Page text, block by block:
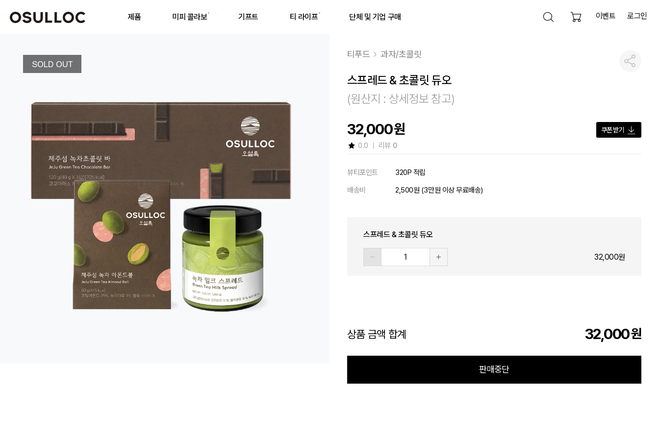
제품 미피 콜라보 기프트 티 라이프 단체 및 기업 구매 검색 열기
이벤트 로그인
인기 검색어 최근 검색어
최근 검색어가 없습니다.
SOLD OUT 공유하기
티푸드 과자/초콜릿
스프레드 & 초콜릿 듀오
(원산지 : 상세정보 참고)
32,000원 쿠폰 받기
0.0 리뷰 0
뷰티포인트
320P 적립
배송비
2,500원 (3만원 이상 무료배송)
스프레드 & 초콜릿 듀오
32,000원
상품 금액 합계 32,000원
판매중단